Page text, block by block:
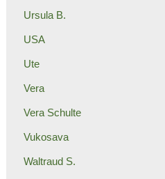
Ursula B.
USA
Ute
Vera
Vera Schulte
Vukosava
Waltraud S.